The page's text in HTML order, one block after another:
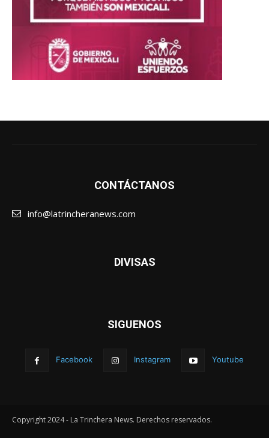
CONTÁCTANOS
info@latrincheranews.com
DIVISAS
SIGUENOS
Facebook Instagram Youtube
Copyright 2024 - La Trinchera News. Derechos reservados.